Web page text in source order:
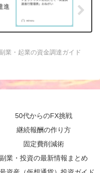
進
業・起業の資金調達ガイド
50代からのFX挑戦
継続報酬の作り方
固定費削減術
副業・投資の最新情報まとめ